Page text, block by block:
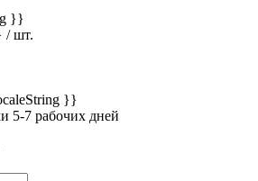
}}
/ шт.
}}
5-7 рабочих дней